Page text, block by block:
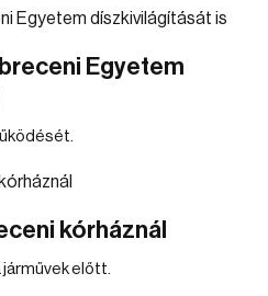
Egyetem
kórháznál
előtt.